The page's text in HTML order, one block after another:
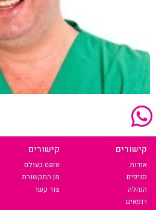
קישורים
אודות
סניפים
הנהלה
רופאים
קישורים
care בעולם
מן התקשורת
צור קשר